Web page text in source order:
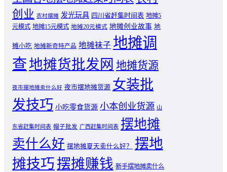
创业 农村摆摊 发光玩具 四川省赶集时间表 地摊5
元模式 地摊15元模式 地摊20元模式 地摊创业故事 地
摊小吃 地摊新奇特产品 地摊袜子 地摊调
查地摊货批发网 地摊货源
夜市摆地摊卖什么好 夜市摆地摊货源 女装批
发技巧 小吃零食货源 小本创业货源 山
东省赶集时间表 帽子批发 广西赶集时间表 摆地摊
卖什么好 摆地摊夏天卖什么好？
摆地
摊技巧摆摊赚钱 新手摆地摊卖什么